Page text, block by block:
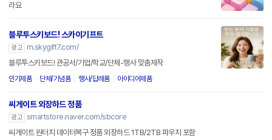
라요
블루투스키보드! 스카이기프트
광고
m.skygift7.com/
블루투스키보드! 관공서/기업/학교/단체-행사 맞춤제작
인기제품 단체/기념품 행사/답례품 아이디어제품
씨게이트 외장하드 정품
광고 smartstore.naver.com/sbcore
씨게이트 원터치 데이터복구 정품 외장하드 1TB/2TB 파우치 포함